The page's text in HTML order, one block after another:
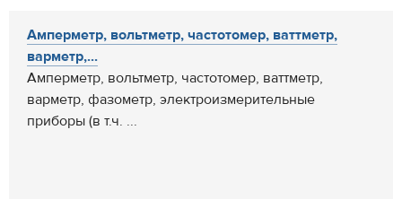
Амперметр, вольтметр, частотомер, ваттметр,
варметр,...
Амперметр, вольтметр, частотомер, ваттметр,
варметр, фазометр, электроизмерительные
приборы (в т.ч. ...